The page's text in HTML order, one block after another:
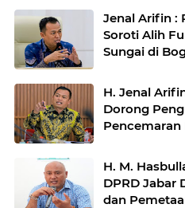
Jenal Arifin : Pansus XV DPRD Jabar
Soroti Alih
Sungai di
H. Jenal
Dorong
Pencemaran
H. M.
DPRD Jabar
dan